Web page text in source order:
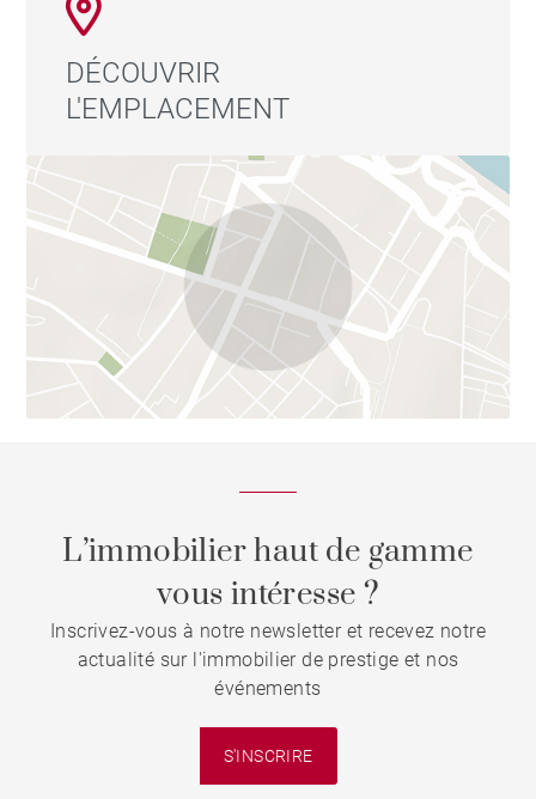
DÉCOUVRIR
L'EMPLACEMENT
L’immobilier haut de gamme
vous intéresse ?
Inscrivez-vous à notre newsletter et recevez notre
actualité sur l'immobilier de prestige et nos
événements
S'INSCRIRE